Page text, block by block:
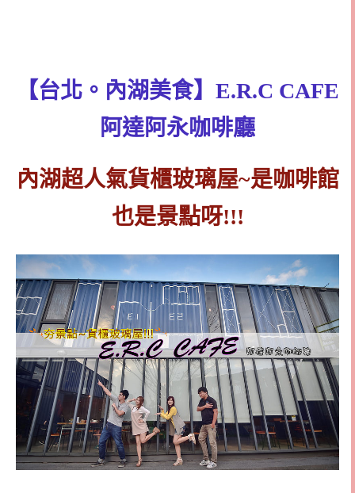
【台北。內湖美食】E.R.C CAFE
阿達阿永咖啡廳
內湖超人氣貨櫃玻璃屋~是咖啡館
也是景點呀!!!